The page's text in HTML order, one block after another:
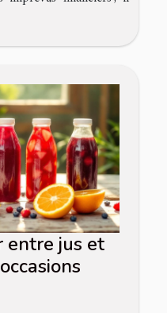
entre jus et